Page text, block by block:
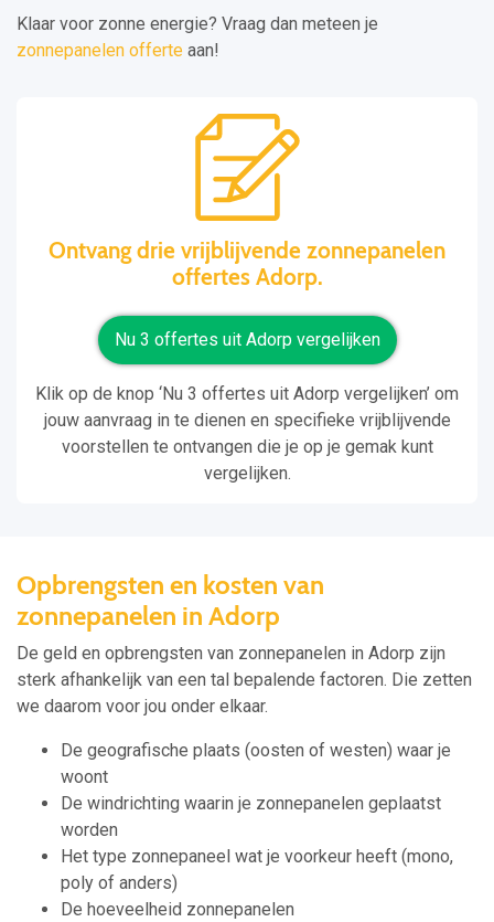
Klaar voor zonne energie? Vraag dan meteen je
zonnepanelen offerte aan!
Ontvang drie vrijblijvende zonnepanelen
offertes Adorp.
Nu 3 offertes uit Adorp vergelijken
Klik op de knop ‘Nu 3 offertes uit Adorp vergelijken’ om
jouw aanvraag in te dienen en specifieke vrijblijvende
voorstellen te ontvangen die je op je gemak kunt
vergelijken.
Opbrengsten en kosten van
zonnepanelen in Adorp
De geld en opbrengsten van zonnepanelen in Adorp zijn
sterk afhankelijk van een tal bepalende factoren. Die zetten
we daarom voor jou onder elkaar.
De geografische plaats (oosten of westen) waar je
woont
De windrichting waarin je zonnepanelen geplaatst
worden
Het type zonnepaneel wat je voorkeur heeft (mono,
poly of anders)
De hoeveelheid zonnepanelen